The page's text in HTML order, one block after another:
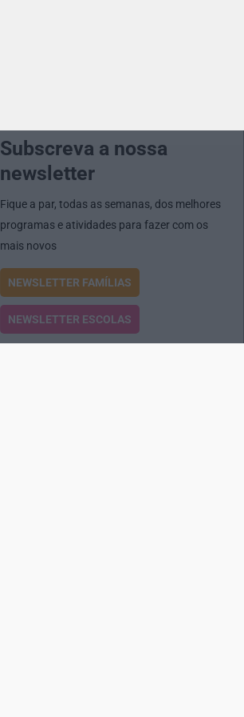
Subscreva a nossa
newsletter
Fique a par, todas as semanas, dos melhores
programas e atividades para fazer com os
mais novos
NEWSLETTER FAMÍLIAS
NEWSLETTER ESCOLAS